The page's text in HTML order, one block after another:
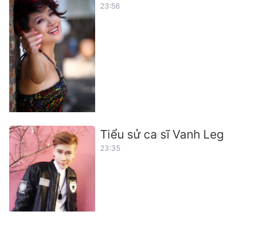
23:56
Tiểu sử ca sĩ Vanh Leg
23:35